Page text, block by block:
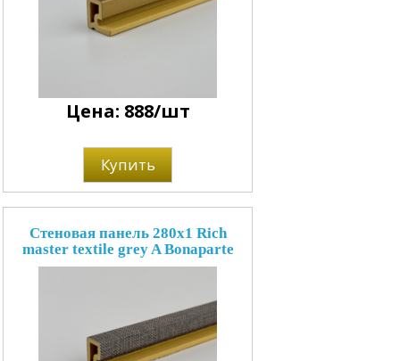
Цена: 888/шт
Купить
Стеновая панель 280x1 Rich
master textile grey A Bonaparte